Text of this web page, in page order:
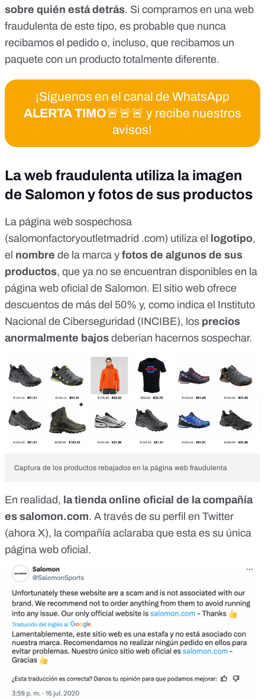
sobre quién está detrás. Si compramos en una web
fraudulenta de este tipo, es probable que nunca
recibamos el pedido o, incluso, que recibamos un
paquete con un producto totalmente diferente.
¡Síguenos en el canal de WhatsApp
ALERTA TIMO🚨🚨🚨 y recibe nuestros
avisos!
La web fraudulenta utiliza la imagen
de Salomon y fotos de sus productos
La página web sospechosa
(salomonfactoryoutletmadrid .com) utiliza el
logotipo,
el nombre de la marca y fotos de algunos de sus
productos, que ya no se encuentran disponibles en la
página web oficial de Salomon. El sitio web ofrece
descuentos de más del 50% y, como indica el Instituto
Nacional de Ciberseguridad (INCIBE), los precios
anormalmente bajos deberían hacernos sospechar.
Captura de los productos rebajados en la página web fraudulenta
En realidad, la tienda online oficial de la compañía
es salomon.com. A través de su perfil en Twitter
(ahora X), la compañía aclaraba que esta es su única
página web oficial.